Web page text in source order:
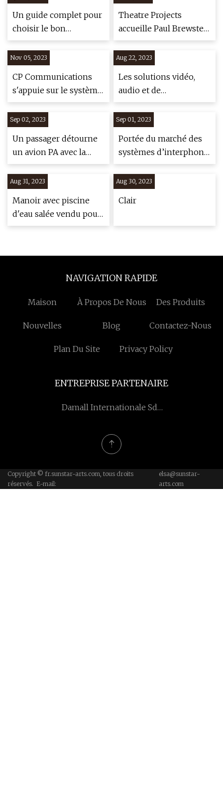
Un guide complet pour
choisir le bon
équipement
d'interphone vidéo
Theatre Projects
accueille Paul Brewster
McGinley au sein de
l’équipe de stratégie et
d’opérations
Nov 05, 2023
CP Communications
s'appuie sur le système
CrewCom de Pliant
Technologies pour une
gamme d'événements
Aug 22, 2023
Les solutions vidéo,
audio et de
communication
derrière la MLB
Sep 02, 2023
Un passager détourne
un avion PA avec la
sérénade de "La Vie en
Rose" d'Edith Piaf
Sep 01, 2023
Portée du marché des
systèmes d’interphone
vidéo jusqu’en 2023
Aug 31, 2023
Manoir avec piscine
d'eau salée vendu pour
2,95 millions de dollars
Aug 30, 2023
Clair
NAVIGATION RAPIDE
Maison À Propos De Nous Des Produits
Nouvelles Blog Contactez-Nous
Plan Du Site Privacy Policy
ENTREPRISE PARTENAIRE
Damall Internationale Sdt.
Copyright © fr.sunstar-arts.com, tous droits
réservés. E-mail:
elsa@sunstar-
arts.com